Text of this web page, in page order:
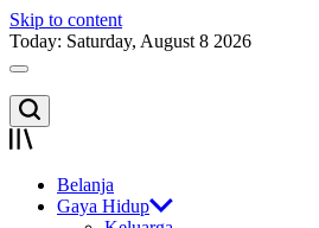
Skip to content
Today: Saturday, August 8 2026
Belanja
Gaya Hidup